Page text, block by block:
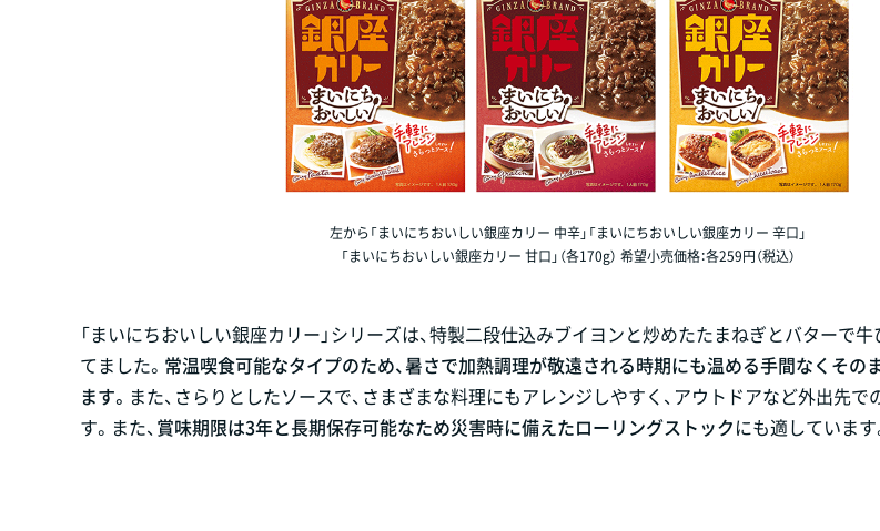
左から「まいにちおいしい銀座カリー 中辛」「まいにちおいしい銀座カリー 辛口」
「まいにちおいしい銀座カリー 甘口」（各170g） 希望小売価格：各259円（税込）
「まいにちおいしい銀座カリー」シリーズは、特製二段仕込みブイヨンと炒めたたまねぎとバターで
てました。 常温喫食可能なタイプのため、暑さで加熱調理が敬遠される時期にも温める手間なくその
ます。 また、さらりとしたソースで、さまざまな料理にもアレンジしやすく、アウトドアなど外出先
す。また、 賞味期限は3年と長期保存可能なため災害時に備えたローリングストックにも適しています